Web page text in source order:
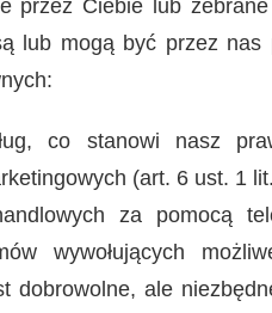
przez Ciebie lub
lub mogą być przez
co stanowi nasz
(art. 6 ust. 1
za pomocą
wywołujących
dobrowolne, ale